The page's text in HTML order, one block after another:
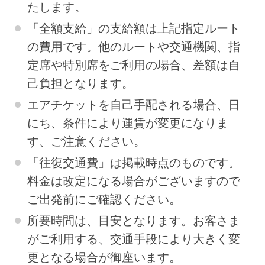
たします。
「全額支給」の支給額は上記指定ルート
の費用です。他のルートや交通機関、指
定席や特別席をご利用の場合、差額は自
己負担となります。
エアチケットを自己手配される場合、日
にち、条件により運賃が変更になりま
す、ご注意ください。
「往復交通費」は掲載時点のものです。
料金は改定になる場合がございますので
ご出発前にご確認ください。
所要時間は、目安となります。お客さま
がご利用する、交通手段により大きく変
更となる場合が御座います。